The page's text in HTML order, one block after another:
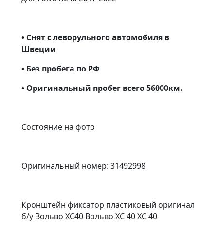
• Снят с леворульного автомобиля в
Швеции
• Без пробега по РФ
• Оригинальный пробег всего 56000км.
Состояние на фото
Оригинальный номер: 31492998
Кронштейн фиксатор пластиковый оригинал
б/у Вольво ХС40 Вольво XC 40 ХС 40